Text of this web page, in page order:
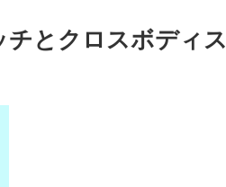
とクロスボディ